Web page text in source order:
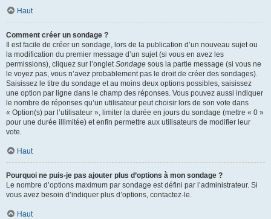
Haut
Comment créer un sondage ?
Il est facile de créer un sondage, lors de la publication d’un nouveau sujet ou
la modification du premier message d’un sujet (si vous en avez les
permissions), cliquez sur l’ongletSondage sous la partie message (si vous ne
le voyez pas, vous n’avez probablement pas le droit de créer des sondages).
Saisissez le titre du sondage et au moins deux options possibles, saisissez
une option par ligne dans le champ des réponses. Vous pouvez aussi indiquer
le nombre de réponses qu’un utilisateur peut choisir lors de son vote dans
« Option(s) par l’utilisateur », limiter la durée en jours du sondage (mettre « 0 »
pour une durée illimitée) et enfin permettre aux utilisateurs de modifier leur
vote.
Haut
Pourquoi ne puis-je pas ajouter plus d’options à mon sondage ?
Le nombre d’options maximum par sondage est défini par l’administrateur. Si
vous avez besoin d’indiquer plus d’options, contactez-le.
Haut